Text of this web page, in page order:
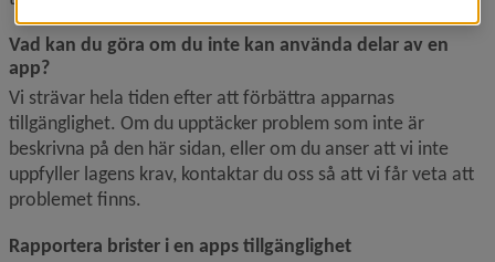
Vad kan du göra om du inte kan använda delar av en
app?
Vi strävar hela tiden efter att förbättra apparnas
tillgänglighet. Om du upptäcker problem som inte är
beskrivna på den här sidan, eller om du anser att vi inte
uppfyller lagens krav, kontaktar du oss så att vi får veta att
problemet finns.
Rapportera brister i en apps tillgänglighet